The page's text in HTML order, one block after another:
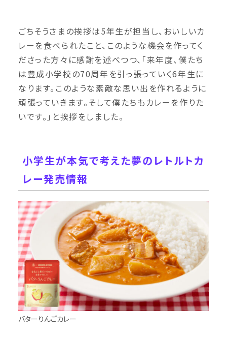
ごちそうさまの挨拶は5年生が担当し、おいしいカ
レーを食べられたこと、このような機会を作ってく
ださった方々に感謝を述べつつ、「来年度、僕たち
は豊成小学校の70周年を引っ張っていく6年生に
なります。このような素敵な思い出を作れるように
頑張っていきます。そして僕たちもカレーを作りた
いです。」と挨拶をしました。
小学生が本気で考えた夢のレトルトカ
レー発売情報
バターりんごカレー